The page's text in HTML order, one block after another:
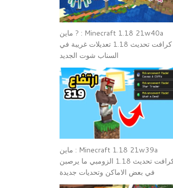
Minecraft 1.18 21w40a : ? ماين
كرافت تحديث 1.18 تعديلات غريبة في
السناب شوت الجديد
Minecraft 1.18 21w39a : ماين
كرافت تحديث 1.18 الزومبي ما يرصبن
في بعض الاماكن وتحديات جديدة